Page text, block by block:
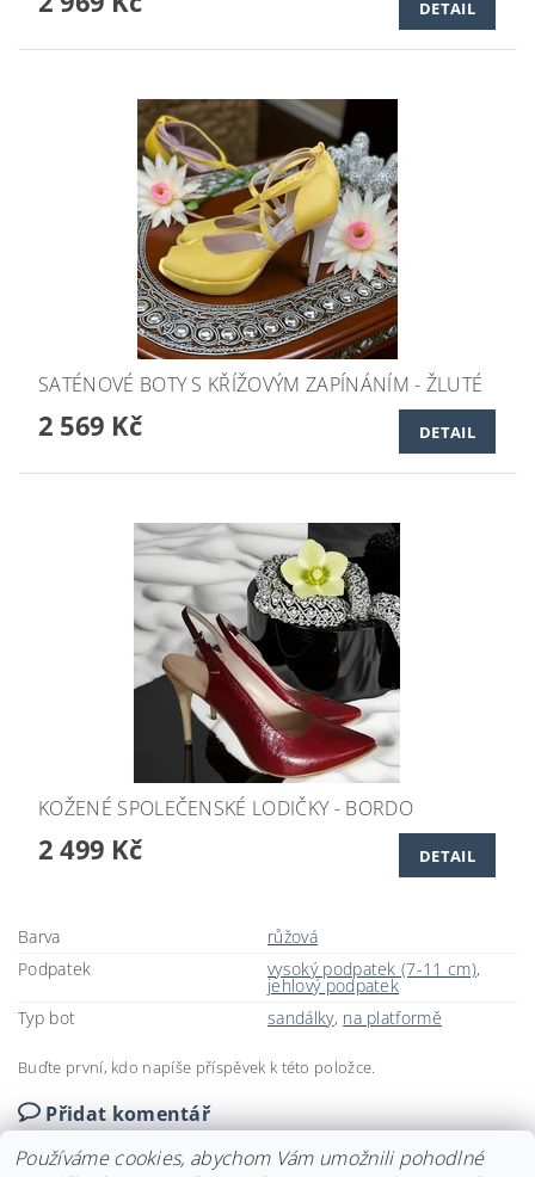
DETAIL
SATÉNOVÉ BOTY S KŘÍŽOVÝM ZAPÍNÁNÍM - ŽLUTÉ
2 569 Kč DETAIL
KOŽENÉ SPOLEČENSKÉ LODIČKY - BORDO
2 499 Kč DETAIL
Barva
růžová
Podpatek
vysoký podpatek (7-11 cm),
jehlový podpatek
Typ bot
sandálky, na platformě
Buďte první, kdo napíše příspěvek k této položce.
Přidat komentář
Používáme cookies, abychom Vám umožnili pohodlné